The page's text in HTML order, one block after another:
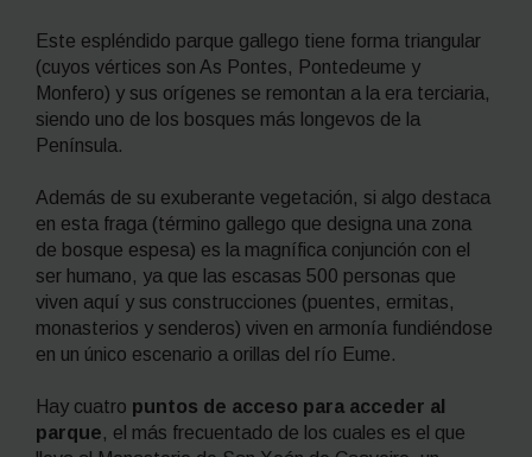
Este espléndido parque gallego tiene forma triangular
(cuyos vértices son As Pontes, Pontedeume y
Monfero) y sus orígenes se remontan a la era terciaria,
siendo uno de los bosques más longevos de la
Península.
Además de su exuberante vegetación, si algo destaca
en esta fraga (término gallego que designa una zona
de bosque espesa) es la magnífica conjunción con el
ser humano, ya que las escasas 500 personas que
viven aquí y sus construcciones (puentes, ermitas,
monasterios y senderos) viven en armonía fundiéndose
en un único escenario a orillas del río Eume.
Hay cuatro puntos de acceso para acceder al
parque, el más frecuentado de los cuales es el que